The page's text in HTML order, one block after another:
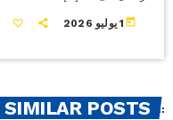
today 1 يوليو 2026
SIMILAR POSTS